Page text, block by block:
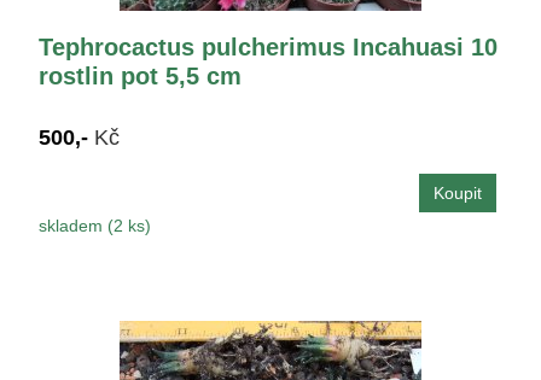
Tephrocactus pulcherimus Incahuasi 10
rostlin pot 5,5 cm
500,- Kč
skladem (2 ks)